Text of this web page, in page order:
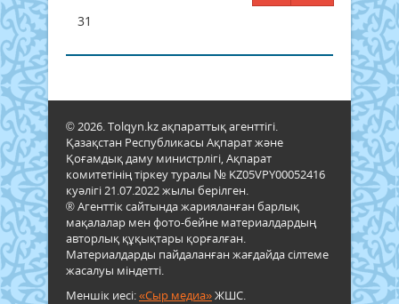
31
© 2026. Tolqyn.kz ақпараттық агенттігі.
Қазақстан Республикасы Ақпарат және
Қоғамдық даму министрлігі, Ақпарат
комитетінің тіркеу туралы № KZ05VPY00052416
куәлігі 21.07.2022 жылы берілген.
® Агенттік сайтында жарияланған барлық
мақалалар мен фото-бейне материалдардың
авторлық құқықтары қорғалған.
Материалдарды пайдаланған жағдайда сілтеме
жасалуы міндетті.
Меншік иесі:«Сыр медиа»ЖШС.